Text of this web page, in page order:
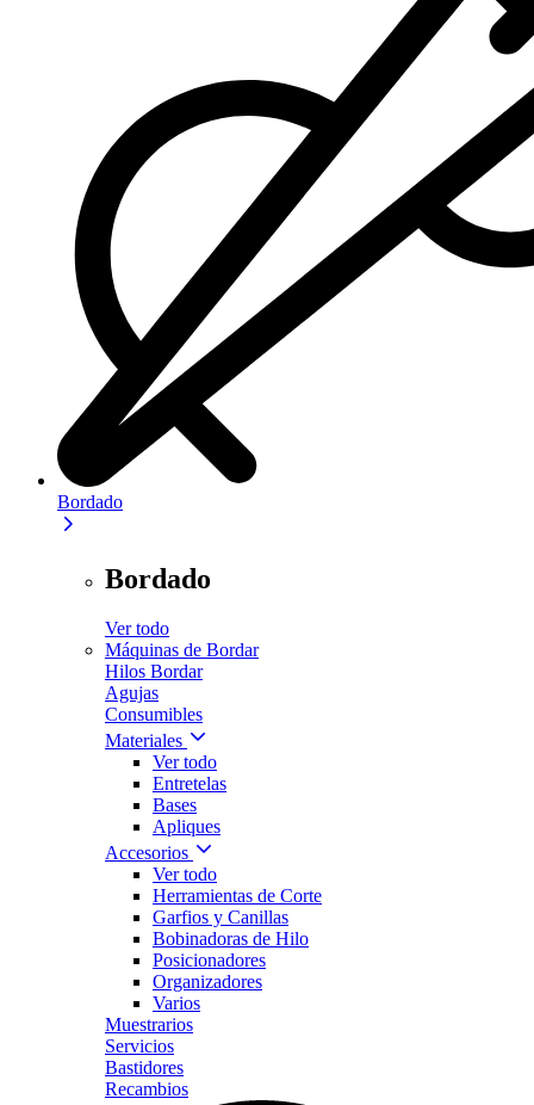
Bordado
Bordado
Ver todo
Máquinas de Bordar
Hilos Bordar
Agujas
Consumibles
Materiales
Ver todo
Entretelas
Bases
Apliques
Accesorios
Ver todo
Herramientas de Corte
Garfios y Canillas
Bobinadoras de Hilo
Posicionadores
Organizadores
Varios
Muestrarios
Servicios
Bastidores
Recambios